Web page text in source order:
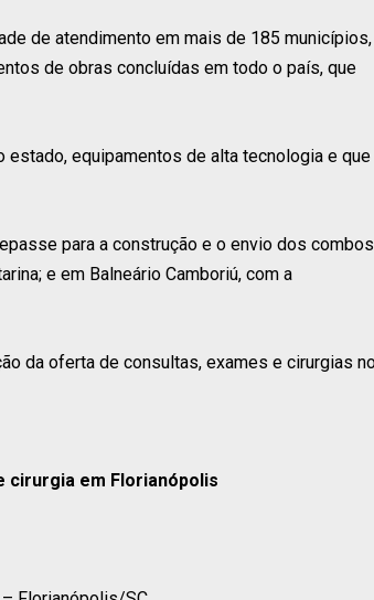
de atendimento em mais de 185 municípios,
de obras concluídas em todo o país, que
estado, equipamentos de alta tecnologia e que
para a construção e o envio dos combos
e em Balneário Camboriú, com a
da oferta de consultas, exames e cirurgias
cirurgia em Florianópolis